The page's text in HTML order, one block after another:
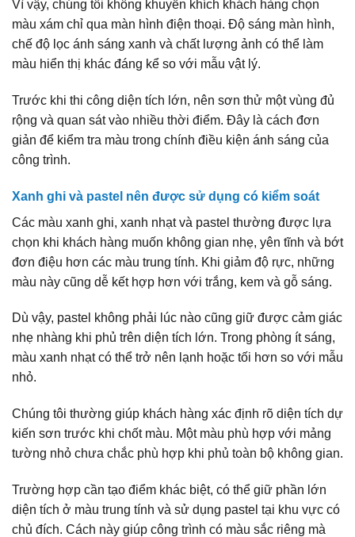
Vì vậy, chúng tôi không khuyến khích khách hàng chọn
màu xám chỉ qua màn hình điện thoại. Độ sáng màn hình,
chế độ lọc ánh sáng xanh và chất lượng ảnh có thể làm
màu hiển thị khác đáng kể so với mẫu vật lý.
Trước khi thi công diện tích lớn, nên sơn thử một vùng đủ
rộng và quan sát vào nhiều thời điểm. Đây là cách đơn
giản để kiểm tra màu trong chính điều kiện ánh sáng của
công trình.
Xanh ghi và pastel nên được sử dụng có kiểm soát
Các màu xanh ghi, xanh nhạt và pastel thường được lựa
chọn khi khách hàng muốn không gian nhẹ, yên tĩnh và bớt
đơn điệu hơn các màu trung tính. Khi giảm độ rực, những
màu này cũng dễ kết hợp hơn với trắng, kem và gỗ sáng.
Dù vậy, pastel không phải lúc nào cũng giữ được cảm giác
nhẹ nhàng khi phủ trên diện tích lớn. Trong phòng ít sáng,
màu xanh nhạt có thể trở nên lạnh hoặc tối hơn so với mẫu
nhỏ.
Chúng tôi thường giúp khách hàng xác định rõ diện tích dự
kiến sơn trước khi chốt màu. Một màu phù hợp với mảng
tường nhỏ chưa chắc phù hợp khi phủ toàn bộ không gian.
Trường hợp cần tạo điểm khác biệt, có thể giữ phần lớn
diện tích ở màu trung tính và sử dụng pastel tại khu vực có
chủ đích. Cách này giúp công trình có màu sắc riêng mà